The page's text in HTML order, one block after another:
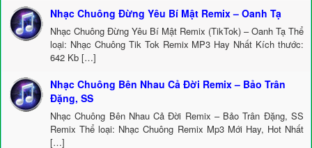
Nhạc Chuông Đừng Yêu Bí Mật Remix – Oanh Tạ
Nhạc Chuông Đừng Yêu Bí Mật Remix (TikTok) – Oanh Tạ Thể
loại: Nhạc Chuông Tik Tok Remix MP3 Hay Nhất Kích thước:
642 Kb […]
Nhạc Chuông Bên Nhau Cả Đời Remix – Bảo Trân
Đặng, SS
Nhạc Chuông Bên Nhau Cả Đời Remix – Bảo Trân Đặng, SS
Remix Thể loại: Nhạc Chuông Remix Mp3 Mới Hay, Hot Nhất
[…]